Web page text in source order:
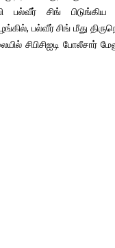
சிங் பிடுங்கிய
பல்வீர் சிங் மீது
சிபிசிஐடி போலீசார்